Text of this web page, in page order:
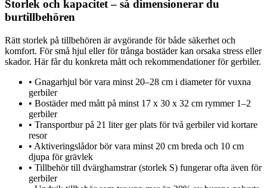
Storlek och kapacitet – så dimensionerar du
burtillbehören
Rätt storlek på tillbehören är avgörande för både säkerhet och
komfort. För små hjul eller för trånga bostäder kan orsaka stress eller
skador. Här får du konkreta mått och rekommendationer för gerbiler.
• Gnagarhjul bör vara minst 20–28 cm i diameter för vuxna
gerbiler
• Bostäder med mått på minst 17 x 30 x 32 cm rymmer 1–2
gerbiler
• Transportbur på 21 liter ger plats för två gerbiler vid kortare
resor
• Aktiveringslådor bör vara minst 20 cm breda och 10 cm
djupa för grävlek
• Tillbehör till dvärghamstrar (storlek S) fungerar ofta även för
gerbiler